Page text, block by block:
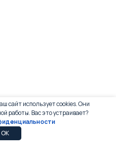
сайт использует cookies. Они
работы. Вас это устраивает?
OK